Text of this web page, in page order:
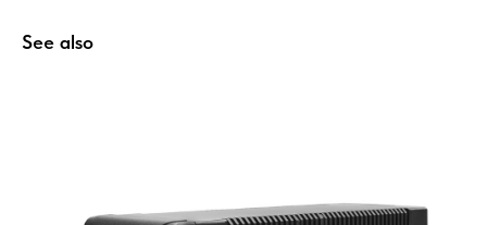
See also